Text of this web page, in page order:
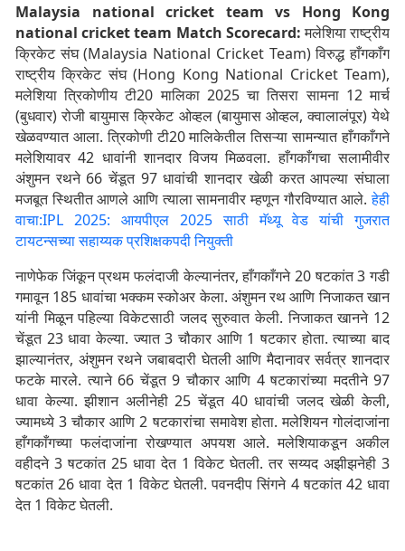
Malaysia national cricket team vs Hong Kong
national cricket team Match Scorecard:मलेशिया राष्ट्रीय
क्रिकेट संघ (Malaysia National Cricket Team) विरुद्ध हाँगकाँग
राष्ट्रीय क्रिकेट संघ (Hong Kong National Cricket Team),
मलेशिया त्रिकोणीय टी20 मालिका 2025 चा तिसरा सामना 12 मार्च
(बुधवार) रोजी बायुमास क्रिकेट ओव्हल (बायुमास ओव्हल, क्वालालंपूर) येथे
खेळवण्यात आला. त्रिकोणी टी20 मालिकेतील तिसऱ्या सामन्यात हाँगकाँगने
मलेशियावर 42 धावांनी शानदार विजय मिळवला. हाँगकाँगचा सलामीवीर
अंशुमन रथने 66 चेंडूत 97 धावांची शानदार खेळी करत आपल्या संघाला
मजबूत स्थितीत आणले आणि त्याला सामनावीर म्हणून गौरविण्यात आले.हेही
वाचा:IPL 2025: आयपीएल 2025 साठी मॅथ्यू वेड यांची गुजरात
टायटन्सच्या सहाय्यक प्रशिक्षकपदी नियुक्ती
नाणेफेक जिंकून प्रथम फलंदाजी केल्यानंतर, हाँगकाँगने 20 षटकांत 3 गडी
गमावून 185 धावांचा भक्कम स्कोअर केला. अंशुमन रथ आणि निजाकत खान
यांनी मिळून पहिल्या विकेटसाठी जलद सुरुवात केली. निजाकत खानने 12
चेंडूत 23 धावा केल्या. ज्यात 3 चौकार आणि 1 षटकार होता. त्याच्या बाद
झाल्यानंतर, अंशुमन रथने जबाबदारी घेतली आणि मैदानावर सर्वत्र शानदार
फटके मारले. त्याने 66 चेंडूत 9 चौकार आणि 4 षटकारांच्या मदतीने 97
धावा केल्या. झीशान अलीनेही 25 चेंडूत 40 धावांची जलद खेळी केली,
ज्यामध्ये 3 चौकार आणि 2 षटकारांचा समावेश होता. मलेशियन गोलंदाजांना
हाँगकाँगच्या फलंदाजांना रोखण्यात अपयश आले. मलेशियाकडून अकील
वहीदने 3 षटकांत 25 धावा देत 1 विकेट घेतली. तर सय्यद अझीझनेही 3
षटकांत 26 धावा देत 1 विकेट घेतली. पवनदीप सिंगने 4 षटकांत 42 धावा
देत 1 विकेट घेतली.